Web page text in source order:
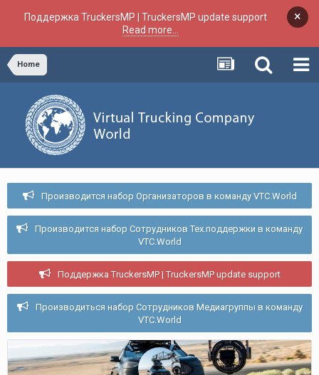
Поддержка TruckersMP | TruckersMP update support
Read more...
×
Home
Производится набор Организаторов в команду VTC.World
Производится набор Сотрудников Тех.поддержки в команду
VTC.World
Поддержка TruckersMP | TruckersMP update support
Производиться набор Сотрудников Медиагруппы в команду
VTC.World